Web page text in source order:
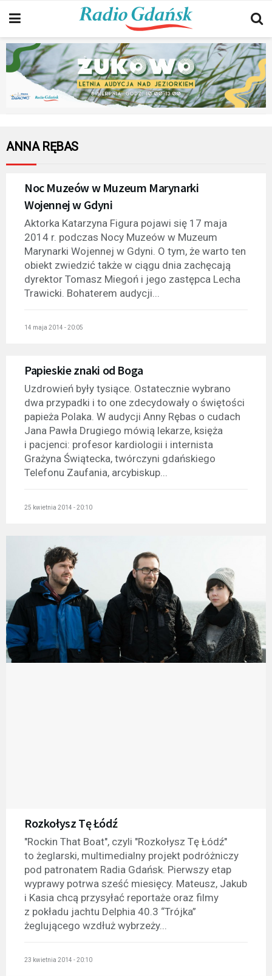
ANNA RĘBAS
Noc Muzeów w Muzeum Marynarki
Wojennej w Gdyni
Aktorka Katarzyna Figura pojawi się 17 maja
2014 r. podczas Nocy Muzeów w Muzeum
Marynarki Wojennej w Gdyni. O tym, że warto ten
obiekt zwiedzić także w ciągu dnia zachęcają
dyrektor Tomasz Miegoń i jego zastępca Lecha
Trawicki. Bohaterem audycji...
14 maja 2014 - 20:05
Papieskie znaki od Boga
Uzdrowień były tysiące. Ostatecznie wybrano
dwa przypadki i to one zdecydowały o świętości
papieża Polaka. W audycji Anny Rębas o cudach
Jana Pawła Drugiego mówią lekarze, księża
i pacjenci: profesor kardiologii i internista
Grażyna Świątecka, twórczyni gdańskiego
Telefonu Zaufania, arcybiskup...
25 kwietnia 2014 - 20:10
Rozkołysz Tę Łódź
"Rockin That Boat", czyli "Rozkołysz Tę Łódź"
to żeglarski, multimedialny projekt podróżniczy
pod patronatem Radia Gdańsk. Pierwszy etap
wyprawy potrwa sześć miesięcy. Mateusz, Jakub
i Kasia chcą przysyłać reportaże oraz filmy
z pokładu jachtu Delphia 40.3 “Trójka”
żeglującego wzdłuż wybrzeży...
23 kwietnia 2014 - 20:10